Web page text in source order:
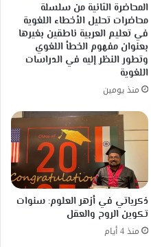
المحاضرة الثانية من سلسلة
محاضرات تحليل الأخطاء اللغوية
في تعليم العربية ناطقين بغيرها
بعنوان مفهوم الخطأ اللغوي
وتطور النظر إليه في الدراسات
اللغوية
منذ يومين
ذكرياتي في أزهر العلوم: سنوات
تكوين الروح والعقل
منذ 4 أيام